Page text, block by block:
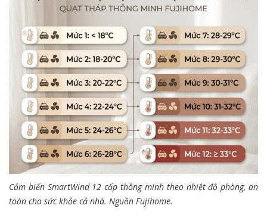
Cảm biến SmartWind 12 cấp thông minh theo nhiệt độ phòng, an
toàn cho sức khỏe cả nhà. Nguồn Fujihome.